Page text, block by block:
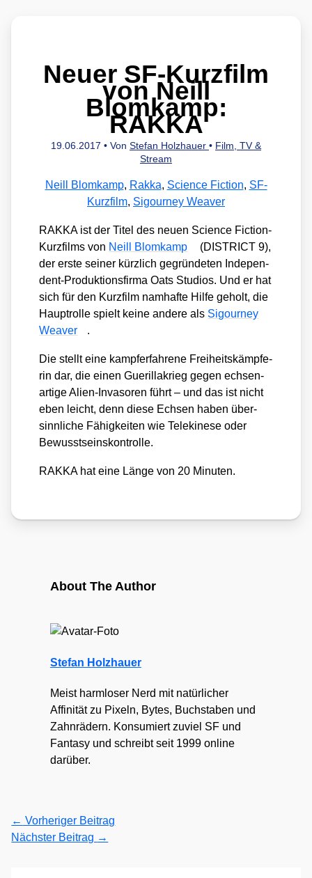
Neuer SF-Kurzfilm
von Neill
Blomkamp:
RAKKA
19.06.2017 • Von Stefan Holzhauer • Film, TV &
Stream
Neill Blomkamp, Rakka, Science Fiction, SF-
Kurzfilm, Sigourney Weaver
RAKKA ist der Titel des neu­en Sci­ence Fic­tion-
Kurz­films von Neill Blom­kamp
(DISTRICT 9),
der ers­te sei­ner kürz­lich gegrün­de­ten Inde­pen­
dent-Pro­duk­ti­ons­fir­ma Oats Stu­di­os. Und er hat
sich für den Kurz­film nam­haf­te Hil­fe geholt, die
Haupt­rol­le spielt kei­ne ande­re als Sigour­ney
Wea­ver
.
Die stellt eine kampf­erfah­re­ne Frei­heits­kämp­fe­
rin dar, die einen Gue­ril­la­krieg gegen ech­sen­
ar­ti­ge Ali­en-Inva­so­ren führt – und das ist nicht
eben leicht, denn die­se Ech­sen haben über­
sinn­li­che Fähig­kei­ten wie Tele­ki­ne­se oder
Bewusst­seins­kon­trol­le.
RAKKA hat eine Län­ge von 20 Minu­ten.
About The Author
Stefan Holzhauer
Meist harmloser Nerd mit natürlicher
Affinität zu Pixeln, Bytes, Buchstaben und
Zahnrädern. Konsumiert zuviel SF und
Fantasy und schreibt seit 1999 online
darüber.
← Vorheriger Beitrag
Nächster Beitrag →